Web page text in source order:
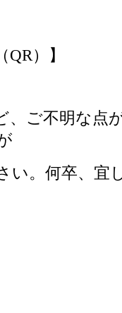
QR）】
、ご不明な点
い。何卒、宜